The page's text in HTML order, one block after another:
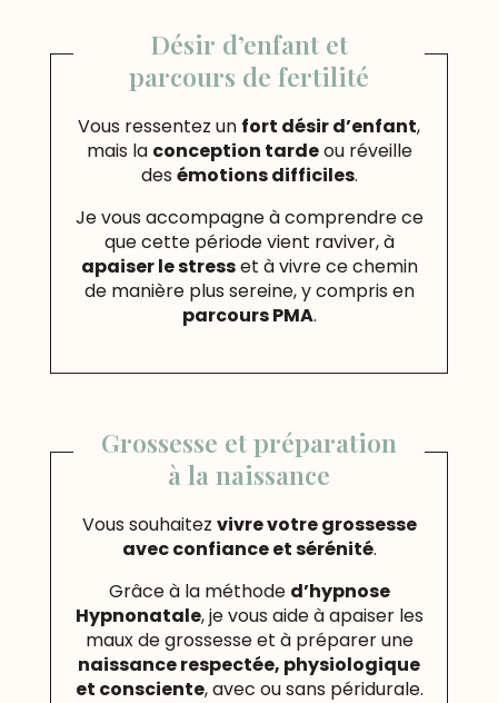
Désir d’enfant et
parcours de fertilité
Vous ressentez un fort désir d’enfant,
mais la conception tardeou réveille
desémotions difficiles.
Je vous accompagne à comprendre ce
que cette période vient raviver, à
apaiser le stresset à vivre ce chemin
de manière plus sereine, y compris en
parcours PMA.
Grossesse et préparation
à la naissance
Vous souhaitez vivre votre grossesse
avec confiance et sérénité.
Grâce à la méthode d’hypnose
Hypnonatale, je vous aide à apaiser les
maux de grossesse et à préparer une
naissance respectée, physiologique
et consciente, avec ou sans péridurale.